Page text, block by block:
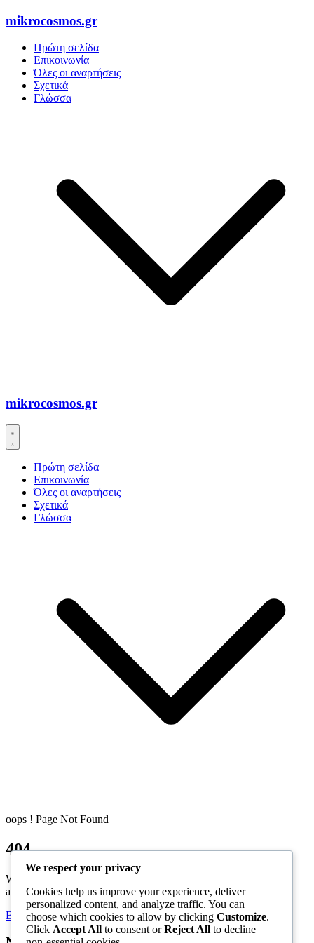
Skip
content
mikrocosmos.gr
Πρώτη σελίδα
Επικοινωνία
Όλες οι αναρτήσεις
Σχετικά
Γλώσσα
mikrocosmos.gr
Πρώτη σελίδα
Επικοινωνία
Όλες οι αναρτήσεις
Σχετικά
Γλώσσα
oops ! Page Not Found
404
We are sorry for the inconvenience. The page you’re trying to
access does not exist or has been removed.
Back to Home
We respect your privacy
Cookies help us improve your experience, deliver
personalized content, and analyze traffic. You can
choose which cookies to allow by clicking Customize.
Click Accept All to consent orReject All to decline